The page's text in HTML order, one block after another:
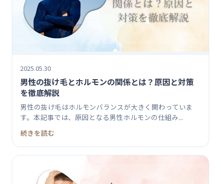
2025.05.30
男性の抜け毛とホルモンの関係とは？原因と対策
を徹底解説
男性の抜け毛はホルモンバランスが大きく関わっていま
す。本記事では、原因となる男性ホルモンの仕組み...
続きを読む